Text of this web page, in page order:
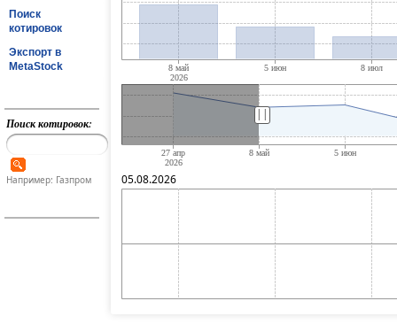
Поиск
котировок
Экспорт в
MetaStock
Поиск котировок:
Например: Газпром
||
05.08.2026